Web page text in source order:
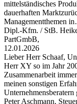
mittelständisches
dauerhaften
Managementthemen
Dipl.-Kfm. / StB.
PartGmbB,
12.01.2026
Lieber Herr Schaaf,
Herr XY so im Jahr
Zusammenarbeit
meinen sonstigen
Peter Aschmann,